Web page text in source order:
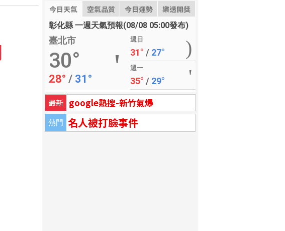
今日天氣 空氣品質 今日運勢 樂透開獎
彰化縣 一週天氣預報(08/08 05:00發布)
臺北市
30°
28° / 31°
週日
31° / 27°
週一
35° / 29°
最新 google熱搜-新竹氣爆
熱門 名人被打臉事件